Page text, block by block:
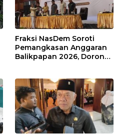
Fraksi NasDem Soroti
Pemangkasan Anggaran
Balikpapan 2026, Dorong